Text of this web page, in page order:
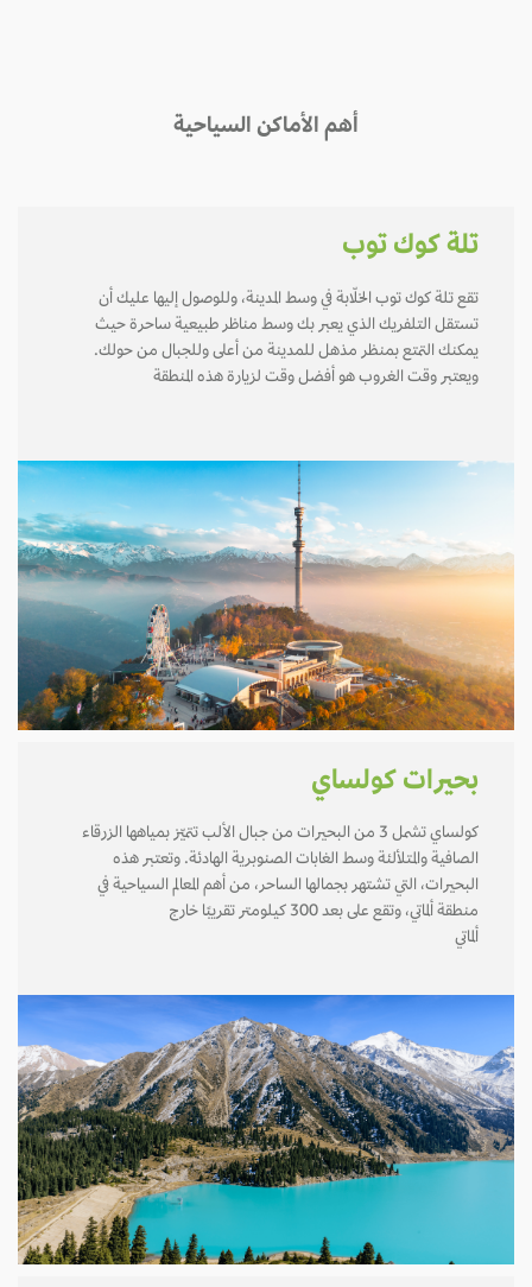
أهم الأماكن السياحية
تلة كوك توب
تقع تلة كوك توب الخلّابة في وسط المدينة، وللوصول إليها عليك أن
تستقل التلفريك الذي يعبر بك وسط مناظر طبيعية ساحرة حيث
يمكنك التمتع بمنظر مذهل للمدينة من أعلى وللجبال من حولك.
ويعتبر وقت الغروب هو أفضل وقت لزيارة هذه المنطقة
بحيرات كولساي
كولساي تشمل 3 من البحيرات من جبال الألب تتميّز بمياهها الزرقاء
الصافية والمتلألئة وسط الغابات الصنوبرية الهادئة. وتعتبر هذه
البحيرات، التي تشتهر بجمالها الساحر، من أهم المعالم السياحية في
منطقة ألماتي، وتقع على بعد 300 كيلومتر تقريبًا خارج
ألماتي